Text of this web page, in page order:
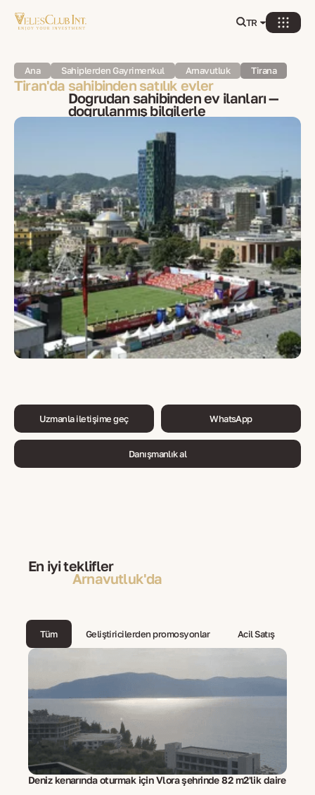
TR
Ana Sahiplerden Gayrimenkul Arnavutluk Tiranа
Tiran'da sahibinden satılık evler
Doğrudan sahibinden ev ilanları —
doğrulanmış bilgilerle
Uzmanla iletişime geç WhatsApp
Danışmanlık al
En iyi teklifler
Arnavutluk'da
Tüm Geliştiricilerden promosyonlar Acil Satış
Deniz kenarında oturmak için Vlora şehrinde 82 m2'lik daire